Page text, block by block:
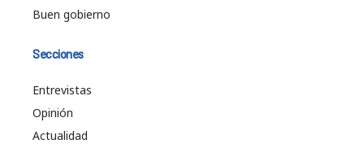
Buen gobierno
Secciones
Entrevistas
Opinión
Actualidad